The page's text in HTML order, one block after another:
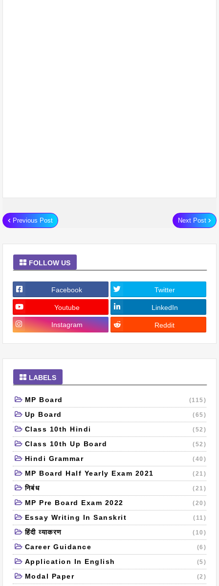
Previous Post Next Post
FOLLOW US
Facebook Twitter
Youtube LinkedIn
Instagram Reddit
LABELS
MP Board (115)
Up Board (65)
Class 10th Hindi (52)
Class 10th Up Board (52)
Hindi Grammar (40)
MP Board Half Yearly Exam 2021 (21)
निबंध (21)
MP Pre Board Exam 2022 (20)
Essay Writing In Sanskrit (11)
हिंदी व्याकरण (10)
Career Guidance (6)
Application In English (5)
Modal Paper (2)